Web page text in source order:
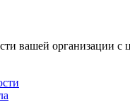
вашей организации